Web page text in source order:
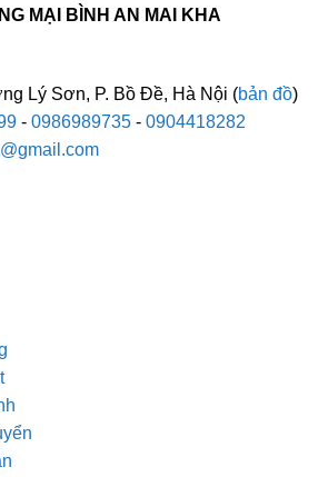
MẠI BÌNH AN MAI KHA
Lý Sơn, P. Bồ Đề, Hà Nội (bản đồ)
- 0986989735 - 0904418282